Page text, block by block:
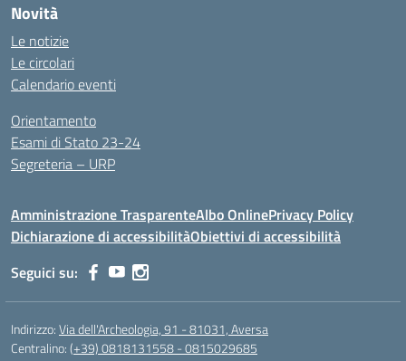
Novità
Le notizie
Le circolari
Calendario eventi
Orientamento
Esami di Stato 23-24
Segreteria – URP
Amministrazione TrasparenteAlbo OnlinePrivacy Policy
Dichiarazione di accessibilitàObiettivi di accessibilità
Seguici su:
Indirizzo:Via dell'Archeologia, 91 - 81031, Aversa
Centralino:(+39) 0818131558 - 0815029685